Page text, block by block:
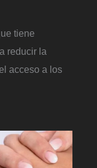
tiene
reducir la
acceso a los